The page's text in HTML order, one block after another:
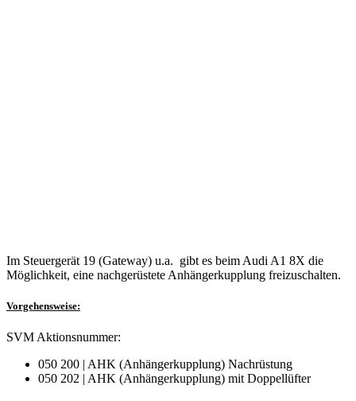
Im Steuergerät 19 (Gateway) u.a. gibt es beim Audi A1 8X die
Möglichkeit, eine nachgerüstete Anhängerkupplung freizuschalten.
Vorgehensweise:
SVM Aktionsnummer:
050 200 | AHK (Anhängerkupplung) Nachrüstung
050 202 | AHK (Anhängerkupplung) mit Doppellüfter